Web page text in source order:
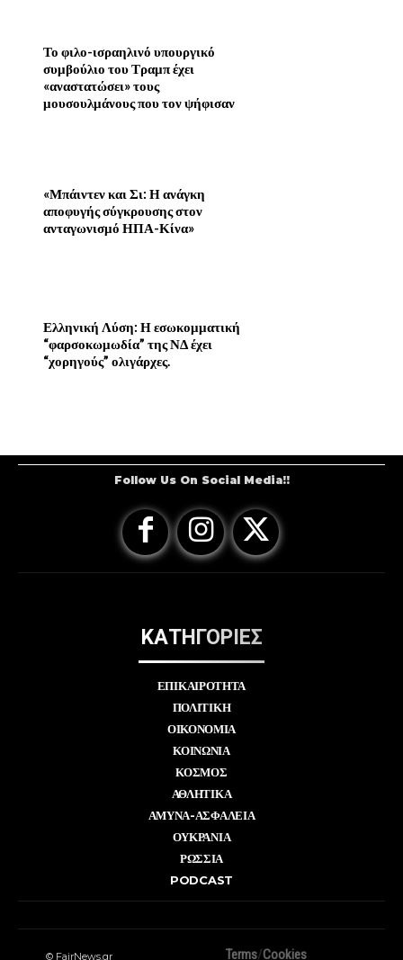
Το φιλο-ισραηλινό υπουργικό
συμβούλιο του Τραμπ έχει
«αναστατώσει» τους
μουσουλμάνους που τον ψήφισαν
«Μπάιντεν και Σι: Η ανάγκη
αποφυγής σύγκρουσης στον
ανταγωνισμό ΗΠΑ-Κίνα»
Ελληνική Λύση: Η εσωκομματική
“φαρσοκωμωδία” της ΝΔ έχει
“χορηγούς” ολιγάρχες.
Follow Us On Social Media!!
ΚΑΤΗΓΟΡΙΕΣ
ΕΠΙΚΑΙΡΟΤΗΤΑ
ΠΟΛΙΤΙΚΗ
ΟΙΚΟΝΟΜΙΑ
ΚΟΙΝΩΝΙΑ
ΚΟΣΜΟΣ
ΑΘΛΗΤΙΚΑ
ΑΜΥΝΑ-ΑΣΦΑΛΕΙΑ
ΟΥΚΡΑΝΙΑ
ΡΩΣΣΙΑ
PODCAST
© FairNews.gr Terms/Cookies